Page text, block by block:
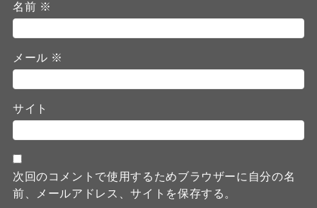
名前 ※
メール ※
サイト
次回のコメントで使用するためブラウザーに自分の名
前、メールアドレス、サイトを保存する。